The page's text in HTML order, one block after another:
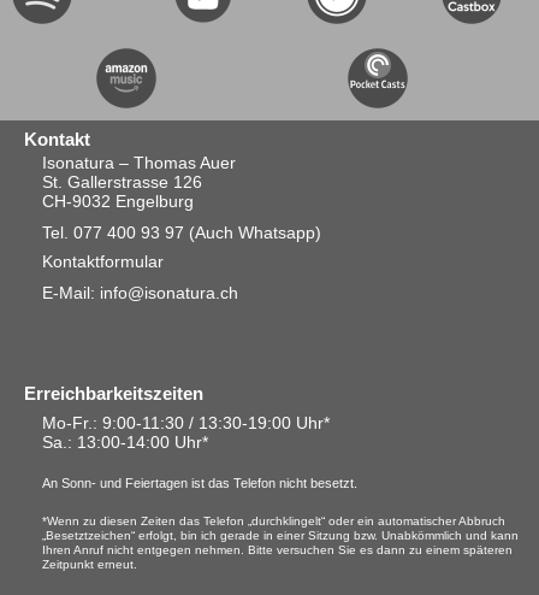
Kontakt
Isonatura – Thomas Auer
St. Gallerstrasse 126
CH-9032 Engelburg
Tel. 077 400 93 97 (Auch Whatsapp)
Kontaktformular
E-Mail: info@isonatura.ch
Erreichbarkeitszeiten
Mo-Fr.: 9:00-11:30 / 13:30-19:00 Uhr*
Sa. : 13:00-14:00 Uhr*
An Sonn- und Feiertagen ist das Telefon nicht besetzt.
*Wenn zu diesen Zeiten das Telefon „durchklingelt“ oder ein automatischer Abbruch
„Besetztzeichen“ erfolgt, bin ich gerade in einer Sitzung bzw. Unabkömmlich und kann
Ihren Anruf nicht entgegen nehmen. Bitte versuchen Sie es dann zu einem späteren
Zeitpunkt erneut.